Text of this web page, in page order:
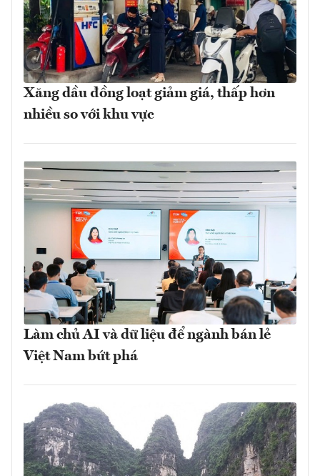
Xăng dầu đồng loạt giảm giá, thấp hơn
nhiều so với khu vực
Làm chủ AI và dữ liệu để ngành bán lẻ
Việt Nam bứt phá